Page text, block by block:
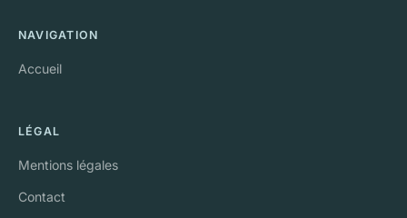
NAVIGATION
Accueil
LÉGAL
Mentions légales
Contact